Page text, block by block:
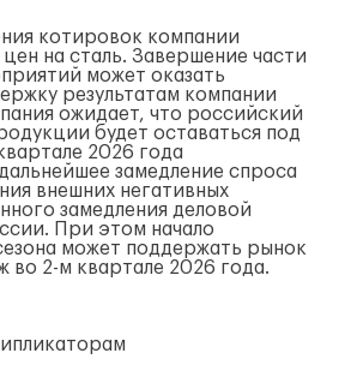
котировок компании
на сталь. Завершение части
может оказать
результатам компании
ожидает, что российский
будет оставаться под
2026 года
замедление спроса
внешних негативных
замедления деловой
При этом начало
может поддержать рынок
во 2-м квартале 2026 года.